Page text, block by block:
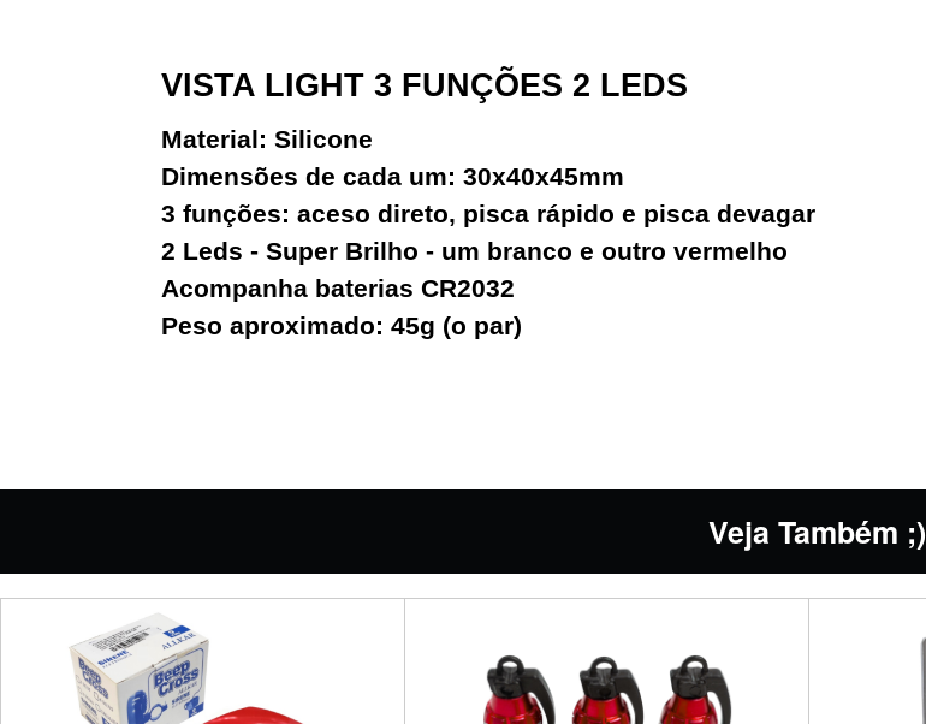
VISTA LIGHT 3 FUNÇÕES 2 LEDS
Material: Silicone
Dimensões de cada um: 30x40x45mm
3 funções: aceso direto, pisca rápido e pisca devagar
2 Leds - Super Brilho - um branco e outro vermelho
Acompanha baterias CR2032
Peso aproximado: 45g (o par)
Veja Também ;)